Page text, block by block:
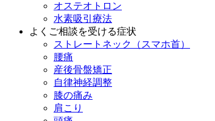
オステオトロン
水素吸引療法
よくご相談を受ける症状
ストレートネック（スマホ首）
腰痛
産後骨盤矯正
自律神経調整
膝の痛み
肩こり